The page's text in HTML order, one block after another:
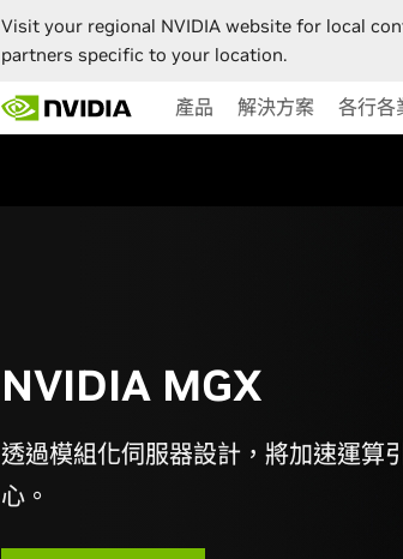
Visit your regional NVIDIA website for local
partners specific to your location.
產品 解決方案 各行各
NVIDIA MGX
透過模組化伺服器設計，將加速運算
心。